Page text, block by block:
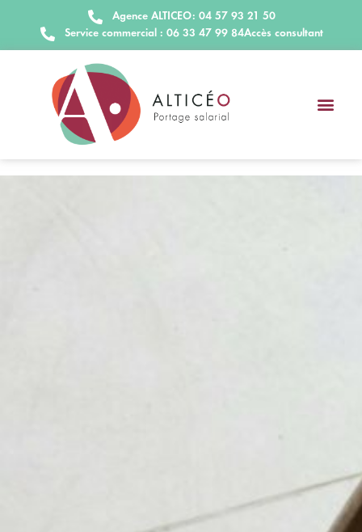
Agence ALTICEO: 04 57 93 21 50
Service commercial : 06 33 47 99 84Accès consultant